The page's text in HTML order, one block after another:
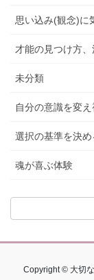
思い込み(観念)に
才能の見つけ方
未分類
自分の意識を変
選択の基準を決め
魂が喜ぶ体験
Copyright © 大切